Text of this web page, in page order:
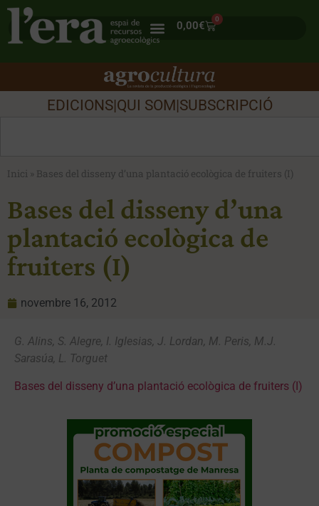
0,00€
0
EDICIONS|QUI SOM|SUBSCRIPCIÓ
Inici » Bases del disseny d’una plantació ecològica de fruiters (I)
Bases del disseny d’una
plantació ecològica de
fruiters (I)
novembre 16, 2012
G. Alins, S. Alegre, I. Iglesias, J. Lordan, M. Peris, M.J.
Sarasúa, L. Torguet
Bases del disseny d’una plantació ecològica de fruiters (I)